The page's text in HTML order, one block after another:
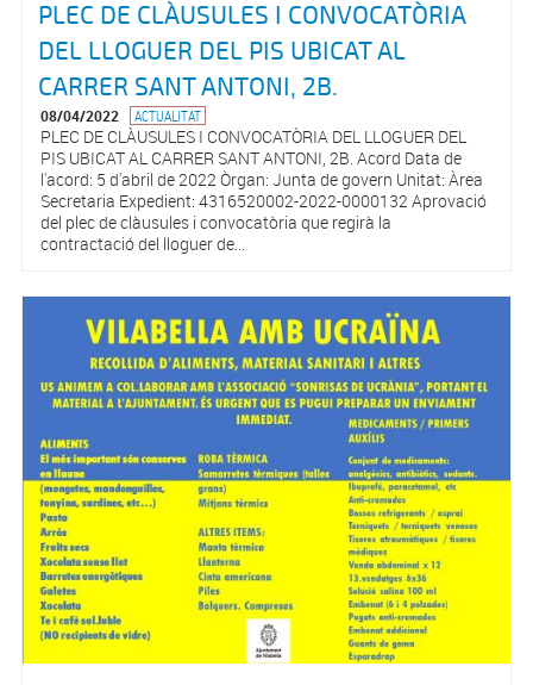
PLEC DE CLÀUSULES I CONVOCATÒRIA
DEL LLOGUER DEL PIS UBICAT AL
CARRER SANT ANTONI, 2B.
08/04/2022 ACTUALITAT
PLEC DE CLÀUSULES I CONVOCATÒRIA DEL LLOGUER DEL
PIS UBICAT AL CARRER SANT ANTONI, 2B. Acord Data de
l'acord: 5 d'abril de 2022 Òrgan: Junta de govern Unitat: Àrea
Secretaria Expedient: 4316520002-2022-0000132 Aprovació
del plec de clàusules i convocatòria que regirà la
contractació del lloguer de...